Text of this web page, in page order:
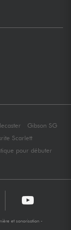
Gibson SG
Scarlett
pour débuter
et sonorisation -